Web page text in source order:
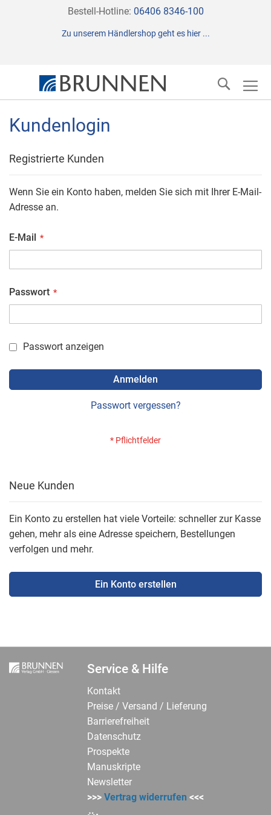
Direkt
Inhalt
Bestell-Hotline: 06406 8346-100
Zu unserem Händlershop geht es hier ...
Suche
Kundenlogin
Registrierte Kunden
Wenn Sie ein Konto haben, melden Sie sich mit Ihrer E-Mail-
Adresse an.
E-Mail
Passwort
Passwort anzeigen
Anmelden
Passwort vergessen?
Neue Kunden
Ein Konto zu erstellen hat viele Vorteile: schneller zur Kasse
gehen, mehr als eine Adresse speichern, Bestellungen
verfolgen und mehr.
Ein Konto erstellen
Service & Hilfe
Kontakt
Preise / Versand / Lieferung
Barrierefreiheit
Datenschutz
Prospekte
Manuskripte
Newsletter
>>>Vertrag widerrufen <<<